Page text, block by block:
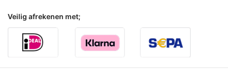
Veilig afrekenen met;